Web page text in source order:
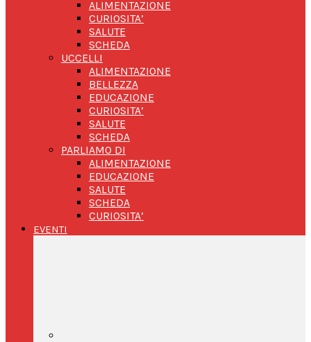
ALIMENTAZIONE
CURIOSITA’
SALUTE
SCHEDA
UCCELLI
ALIMENTAZIONE
BELLEZZA
EDUCAZIONE
CURIOSITA’
SALUTE
SCHEDA
PARLIAMO DI
ALIMENTAZIONE
EDUCAZIONE
SALUTE
SCHEDA
CURIOSITA’
EVENTI